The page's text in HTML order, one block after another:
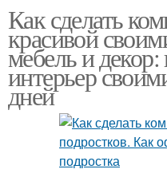
Как сделать
красивой
мебель и
интерьер
дней